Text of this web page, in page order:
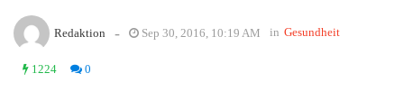
Redaktion - Sep 30, 2016, 10:19 AM in Gesundheit
1224 0